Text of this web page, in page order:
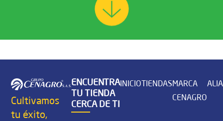
Cultivamos
tu éxito,
ENCUENTRA
TU TIENDA
CERCA DE TI
INICIO TIENDASMARCA
CENAGRO